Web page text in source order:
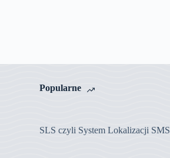
Popularne
SLS czyli System Lokalizacji SMS